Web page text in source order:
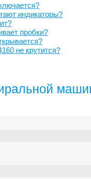
индикаторы?
пробки?
не крутится?